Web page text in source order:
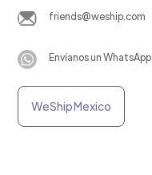
friends@weship.com
Envíanos un WhatsApp
WeShip Mexico